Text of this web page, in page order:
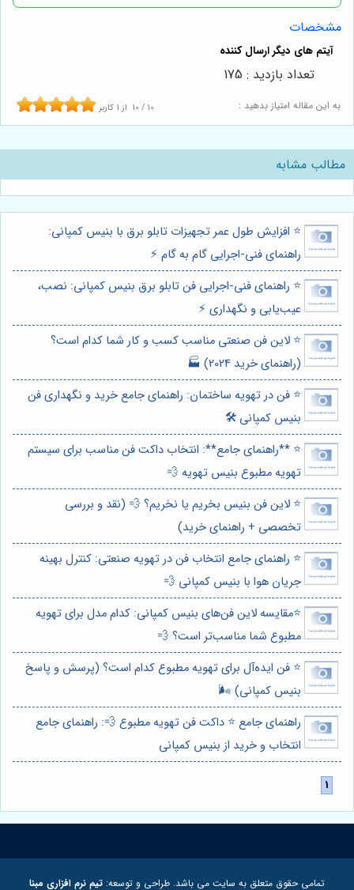
مشخصات
به این مقاله امتیاز بدهید : 10 / 10 از 1 کاربر
تعداد بازدید : 175
مطالب مشابه
⭐️ افزایش طول عمر تجهیزات تابلو برق با بنیس کمپانی:
راهنمای فنی-اجرایی گام به گام ⚡️
⭐️ راهنمای فنی-اجرایی فن تابلو برق بنیس کمپانی: نصب،
عیب‌یابی و نگهداری ⚡️
⭐️ لاین فن صنعتی مناسب کسب و کار شما کدام است؟
(راهنمای خرید 2024) 🏭
⭐️ فن در تهویه ساختمان: راهنمای جامع خرید و نگهداری فن
بنیس کمپانی 🛠️
⭐️ **راهنمای جامع**: انتخاب داکت فن مناسب برای سیستم
تهویه مطبوع بنیس تهویه 💨
⭐️ لاین فن بنیس بخریم یا نخریم؟ 💨 (نقد و بررسی
تخصصی + راهنمای خرید)
⭐️ راهنمای جامع انتخاب فن در تهویه صنعتی: کنترل بهینه
جریان هوا با بنیس کمپانی 💨
⭐️مقایسه لاین فن‌های بنیس کمپانی: کدام مدل برای تهویه
مطبوع شما مناسب‌تر است؟ 💨
⭐️ فن ایده‌آل برای تهویه مطبوع کدام است؟ (پرسش و پاسخ
بنیس کمپانی) 🌬️
راهنمای جامع ⭐️ داکت فن تهویه مطبوع 💨: راهنمای جامع
انتخاب و خرید از بنیس کمپانی
تمامی حقوق متعلق به سایت می باشد. طراحی و توسعه: تیم نرم افزاری مبنا